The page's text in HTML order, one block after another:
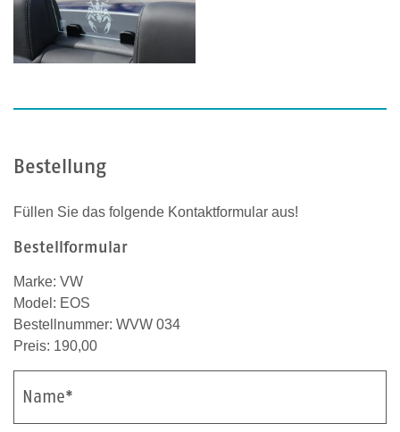
Bestellung
Füllen Sie das folgende Kontaktformular aus!
Bestellformular
Marke: VW
Model: EOS
Bestellnummer: WVW 034
Preis: 190,00
Name*